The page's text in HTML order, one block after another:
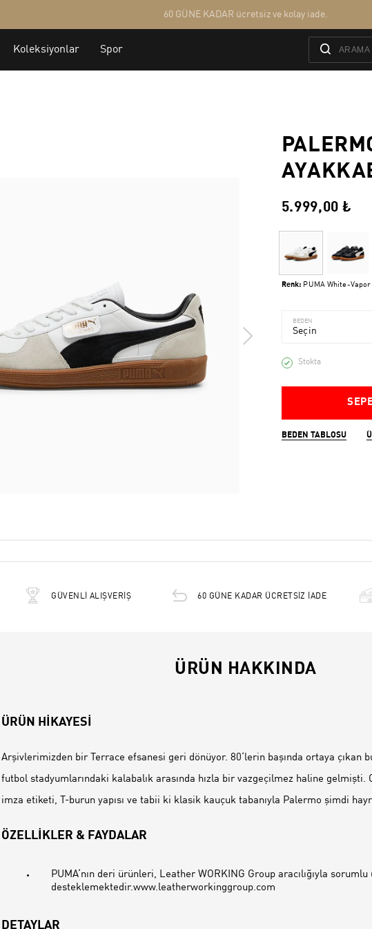
5.999,00 ₺
Renk: PUMA White-
BEDEN
Seçin
Stokta
BEDEN TABLOSU
GÜVENLİ ALIŞVERİŞ 60 GÜNE KADAR ÜCRETSİZ İADE
ÜRÜN HAKKINDA
ÜRÜN HİKAYESİ
Arşivlerimizden bir Terrace efsanesi geri dönüyor. 80‘lerin başında ortaya çıkan
futbol stadyumlarındaki kalabalık arasında hızla bir vazgeçilmez haline gelmişti.
imza etiketi, T-burun yapısı ve tabii ki klasik kauçuk tabanıyla Palermo şimdi
ÖZELLİKLER & FAYDALAR
PUMA‘nın deri ürünleri, Leather WORKING Group aracılığıyla
desteklemektedir.www.leatherworkinggroup.com
DETAYLAR